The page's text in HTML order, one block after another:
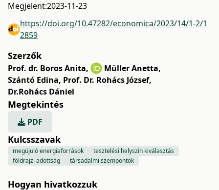
Megjelent:2023-11-23
https://doi.org/10.47282/economica/2023/14/1-2/1
2859
Szerzők
Prof. dr. Boros Anita, Müller Anetta,
Szántó Edina, Prof. Dr. Rohács József,
Dr.Rohács Dániel
Megtekintés
PDF
Kulcsszavak
megújuló energiaforrások
tesztelési helyszín kiválasztás
földrajzi adottság
társadalmi szempontok
Hogyan hivatkozzuk